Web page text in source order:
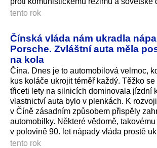
tento rok
Čínská vláda nám ukradla
Porsche. Zvláštní auta měla
na kola
Čína. Dnes je to automobilová velmoc,
kus koláče ukrojit téměř každý. Těžko se
třiceti lety na silnicích dominovala jízdní
vlastnictví auta bylo v plenkách. K
v Číně zásadním způsobem přispěly
automobilky. Některé vědomě,
v polovině 90. let nápady vláda prostě
tento rok